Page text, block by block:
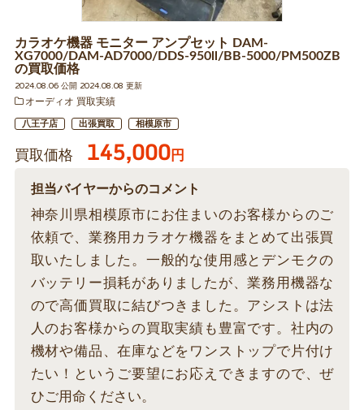
カラオケ機器 モニター アンプセット DAM-
XG7000/DAM-AD7000/DDS-950ll/BB-5000/PM500ZB
の買取価格
2024.08.06 公開 2024.08.08 更新
オーディオ 買取実績
八王子店 出張買取 相模原市
買取価格 145,000円
担当バイヤーからのコメント
神奈川県相模原市にお住まいのお客様からのご
依頼で、業務用カラオケ機器をまとめて出張買
取いたしました。一般的な使用感とデンモクの
バッテリー損耗がありましたが、業務用機器な
ので高価買取に結びつきました。アシストは法
人のお客様からの買取実績も豊富です。社内の
機材や備品、在庫などをワンストップで片付け
たい！というご要望にお応えできますので、ぜ
ひご用命ください。